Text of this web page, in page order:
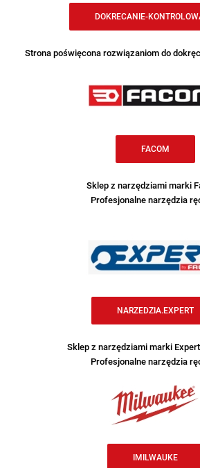
DOKRECANIE-
Strona poświęcona rozwiązaniom do
FACOM
Sklep z narzędziami marki
Profesjonalne narzędzia
NARZEDZIA.EXPERT
Sklep z narzędziami marki
Profesjonalne narzędzia
IMILWAUKE